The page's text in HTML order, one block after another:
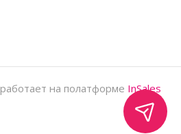
работает на полатформе InSales